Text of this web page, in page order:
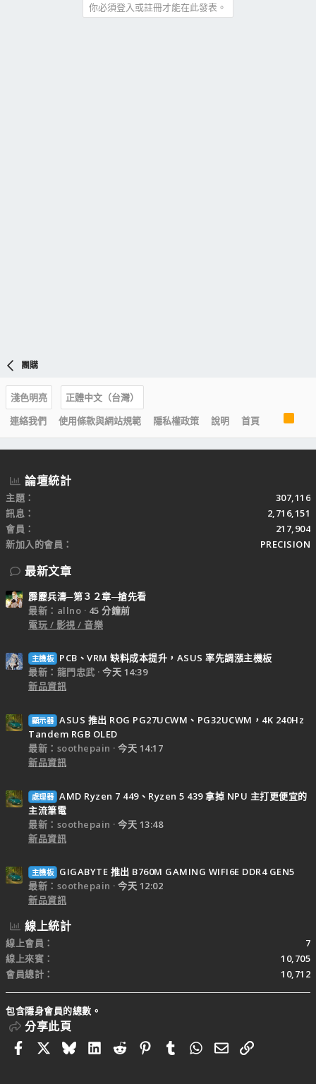
你必須登入或註冊才能在此發表。
團購
淺色明亮
正體中文（台灣）
連絡我們
使用條款與網站規範 隱私權政策 說明 首頁
S
論壇統計
主題
307,116
訊息
2,716,151
會員
217,904
新加入的會員
PRECISION
最新文章
霹靂兵濤─第３２章─搶先看
最新：allno
45 分鐘前
電玩 / 影視 / 音樂
主機板
PCB、VRM 缺料成本提升，ASUS 率先調漲主機板
最新：龍門忠武
今天 14:39
新品資訊
顯示器 ASUS 推出 ROG PG27UCWM、PG32UCWM，4K 240Hz
Tandem RGB OLED
最新：soothepain
今天 14:17
新品資訊
處理器 AMD Ryzen 7 449、Ryzen 5 439 拿掉 NPU 主打更便宜的
主流筆電
最新：soothepain
今天 13:48
新品資訊
主機板
GIGABYTE 推出 B760M GAMING WIFI6E DDR4 GEN5
最新：soothepain
今天 12:02
新品資訊
線上統計
線上會員
7
線上來賓
10,705
會員總計
10,712
包含隱身會員的總數。
分享此頁
FacebookBlueskyLinkedIn
RedditPinterestTumblrWhatsApp
電子郵件
連結